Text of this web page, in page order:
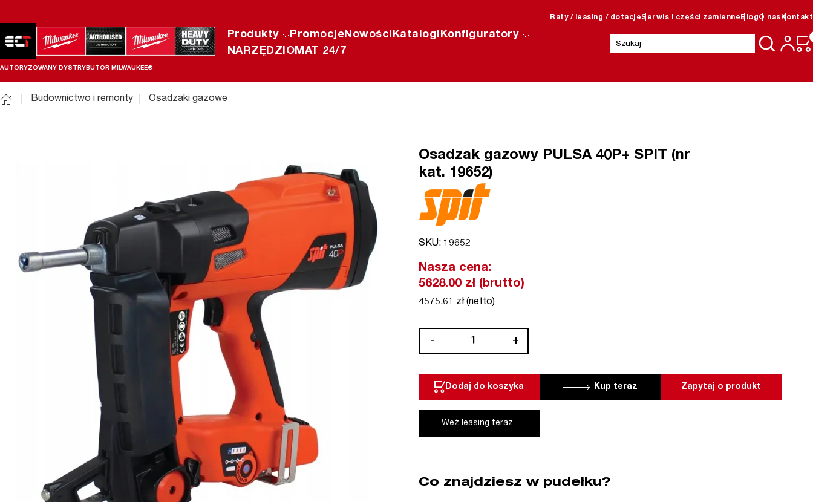
Raty / leasing / dotacjeSerwis i części zamienne BlogO nas Kontakt
AUTORYZOWANY DYSTRYBUTOR MILWAUKEE®
Produkty PromocjeNowościKatalogiKonfiguratory
NARZĘDZIOMAT 24/7
Szukaj:
Budownictwo i remonty Osadzaki gazowe
Osadzak gazowy PULSA 40P+ SPIT (nr
kat. 19652)
SKU: 19652
Nasza cena:
5628.00 zł (brutto)
4575.61 zł (netto)
-
PULSA
40P+
SPIT
kat.
+
Dodaj do koszyka Zapytaj o produkt
Kup teraz
Weź leasing teraz
Co znajdziesz w pudełku?